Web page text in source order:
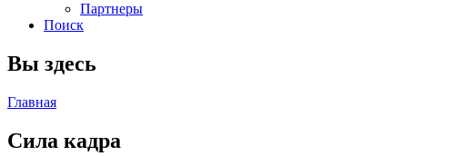
Партнеры
Поиск
Вы здесь
Главная
Сила кадра